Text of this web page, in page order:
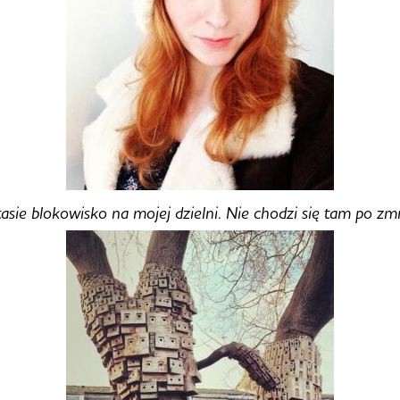
blokowisko na mojej dzielni. Nie chodzi się tam po